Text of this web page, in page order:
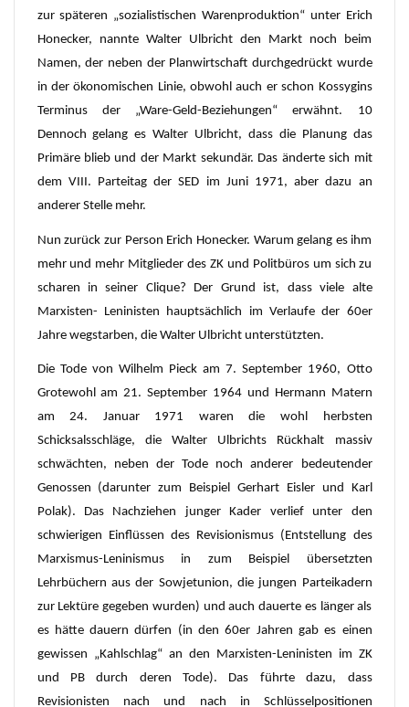
zur späteren „sozialistischen Warenproduktion“ unter Erich
Honecker, nannte Walter Ulbricht den Markt noch beim
Namen, der neben der Planwirtschaft durchgedrückt wurde
in der ökonomischen Linie, obwohl auch er schon Kossygins
Terminus der „Ware-Geld-Beziehungen“ erwähnt. 10
Dennoch gelang es Walter Ulbricht, dass die Planung das
Primäre blieb und der Markt sekundär. Das änderte sich mit
dem VIII. Parteitag der SED im Juni 1971, aber dazu an
anderer Stelle mehr.
Nun zurück zur Person Erich Honecker. Warum gelang es ihm
mehr und mehr Mitglieder des ZK und Politbüros um sich zu
scharen in seiner Clique? Der Grund ist, dass viele alte
Marxisten- Leninisten hauptsächlich im Verlaufe der 60er
Jahre wegstarben, die Walter Ulbricht unterstützten.
Die Tode von Wilhelm Pieck am 7. September 1960, Otto
Grotewohl am 21. September 1964 und Hermann Matern
am 24. Januar 1971 waren die wohl herbsten
Schicksalsschläge, die Walter Ulbrichts Rückhalt massiv
schwächten, neben der Tode noch anderer bedeutender
Genossen (darunter zum Beispiel Gerhart Eisler und Karl
Polak). Das Nachziehen junger Kader verlief unter den
schwierigen Einflüssen des Revisionismus (Entstellung des
Marxismus-Leninismus in zum Beispiel übersetzten
Lehrbüchern aus der Sowjetunion, die jungen Parteikadern
zur Lektüre gegeben wurden) und auch dauerte es länger als
es hätte dauern dürfen (in den 60er Jahren gab es einen
gewissen „Kahlschlag“ an den Marxisten-Leninisten im ZK
und PB durch deren Tode). Das führte dazu, dass
Revisionisten nach und nach in Schlüsselpositionen